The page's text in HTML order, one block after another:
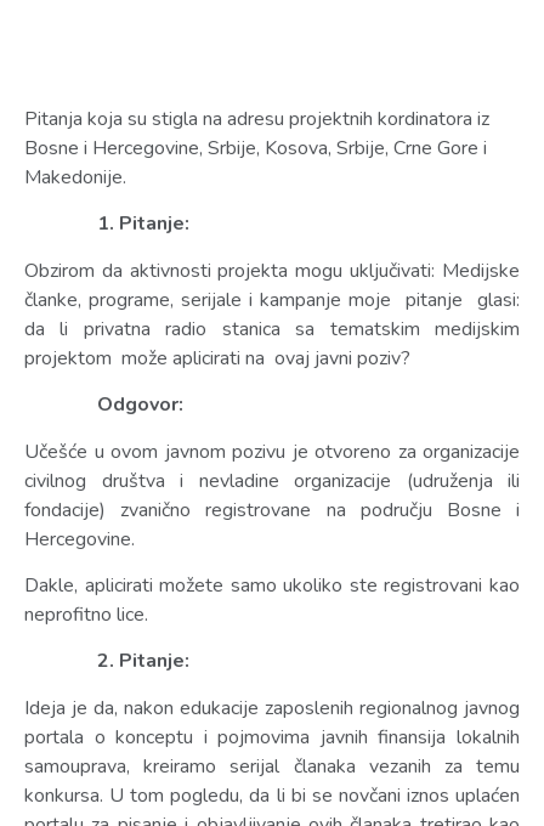
Pitanja koja su stigla na adresu projektnih kordinatora iz
Bosne i Hercegovine, Srbije, Kosova, Srbije, Crne Gore i
Makedonije.
1. Pitanje:
Obzirom da aktivnosti projekta mogu uključivati: Medijske
članke, programe, serijale i kampanje moje pitanje glasi:
da li privatna radio stanica sa tematskim medijskim
projektom može aplicirati na ovaj javni poziv?
Odgovor:
Učešće u ovom javnom pozivu je otvoreno za organizacije
civilnog društva i nevladine organizacije (udruženja ili
fondacije) zvanično registrovane na području Bosne i
Hercegovine.
Dakle, aplicirati možete samo ukoliko ste registrovani kao
neprofitno lice.
2. Pitanje:
Ideja je da, nakon edukacije zaposlenih regionalnog javnog
portala o konceptu i pojmovima javnih finansija lokalnih
samouprava, kreiramo serijal članaka vezanih za temu
konkursa. U tom pogledu, da li bi se novčani iznos uplaćen